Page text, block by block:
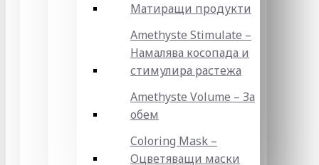
Матиращи продукти
Amethyste Stimulate –
Намалява косопада и
стимулира растежа
Amethyste Volume – За
обем
Coloring Mask –
Оцветяващи маски